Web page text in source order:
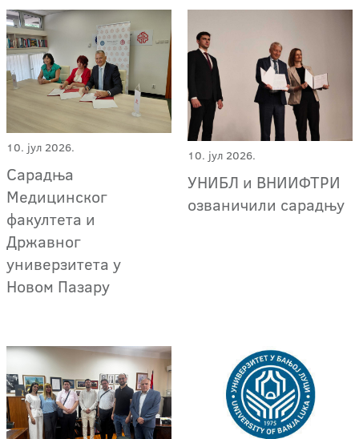
10. јул 2026.
Сарадња
Медицинског
факултета и
Државног
универзитета у
Новом Пазару
10. јул 2026.
УНИБЛ и ВНИИФТРИ
озваничили сарадњу